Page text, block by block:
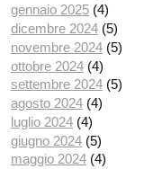
gennaio 2025 (4)
dicembre 2024 (5)
novembre 2024 (5)
ottobre 2024 (4)
settembre 2024 (5)
agosto 2024 (4)
luglio 2024 (4)
giugno 2024 (5)
maggio 2024 (4)